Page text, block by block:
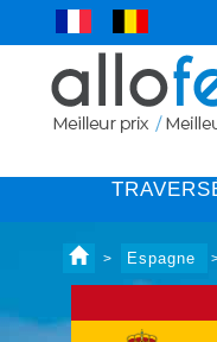
> Espagne